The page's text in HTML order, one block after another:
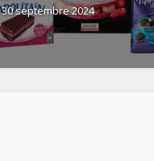
30 septembre 2024